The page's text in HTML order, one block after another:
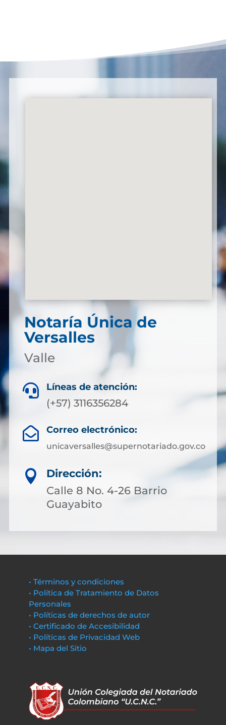
Notaría Única de
Versalles
Valle
 Líneas de atención:
(+57) 3116356284
 Correo electrónico:
unicaversalles@supernotariado.gov.co

Dirección:
Calle 8 No. 4-26 Barrio
Guayabito
• Términos y condiciones
• Política de Tratamiento de Datos
Personales
• Políticas de derechos de autor
• Certificado de Accesibilidad
• Políticas de Privacidad Web
• Mapa del Sitio